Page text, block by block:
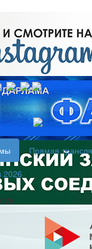
Прямая
2026